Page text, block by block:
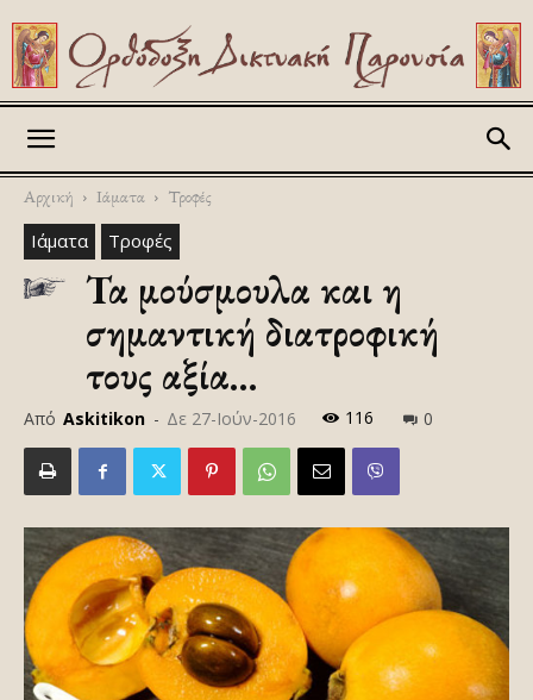
Αρχική Ιάματα Τροφές
Ιάματα Τροφές
Τα μούσμουλα και η
σημαντική διατροφική
τους αξία…
Από Askitikon - Δε 27-Ιούν-2016 116 0